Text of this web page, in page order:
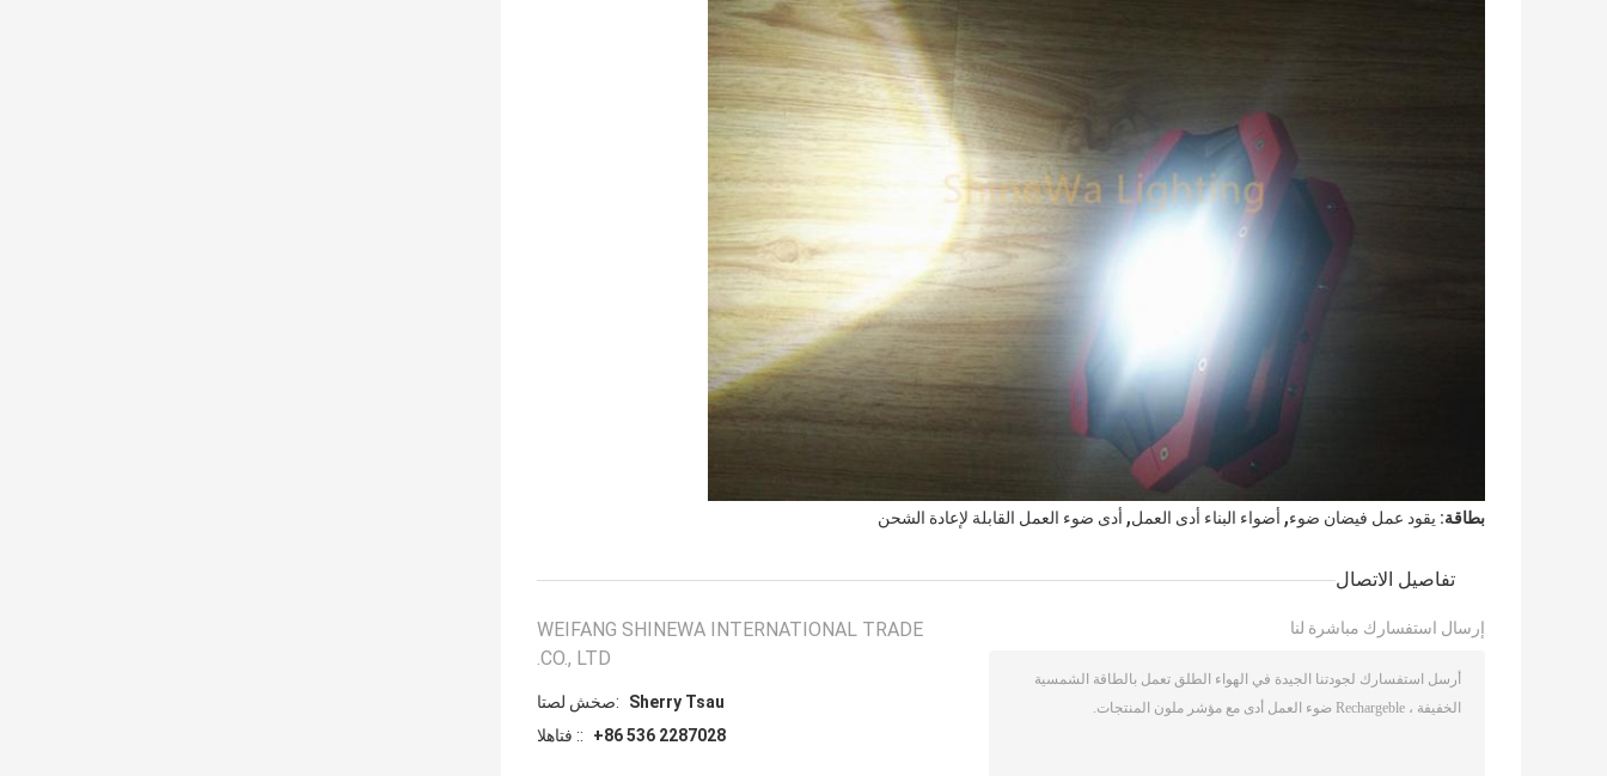
بطاقة: يقود عمل فيضان ضوء, أضواء البناء أدى العمل, أدى ضوء العمل القابلة لإعادة الشحن
تفاصيل الاتصال
WEIFANG SHINEWA INTERNATIONAL TRADE
CO., LTD.
اتصل شخص:
Sherry Tsau
الهاتف ::
+86 536 2287028
إرسال استفسارك مباشرة لنا